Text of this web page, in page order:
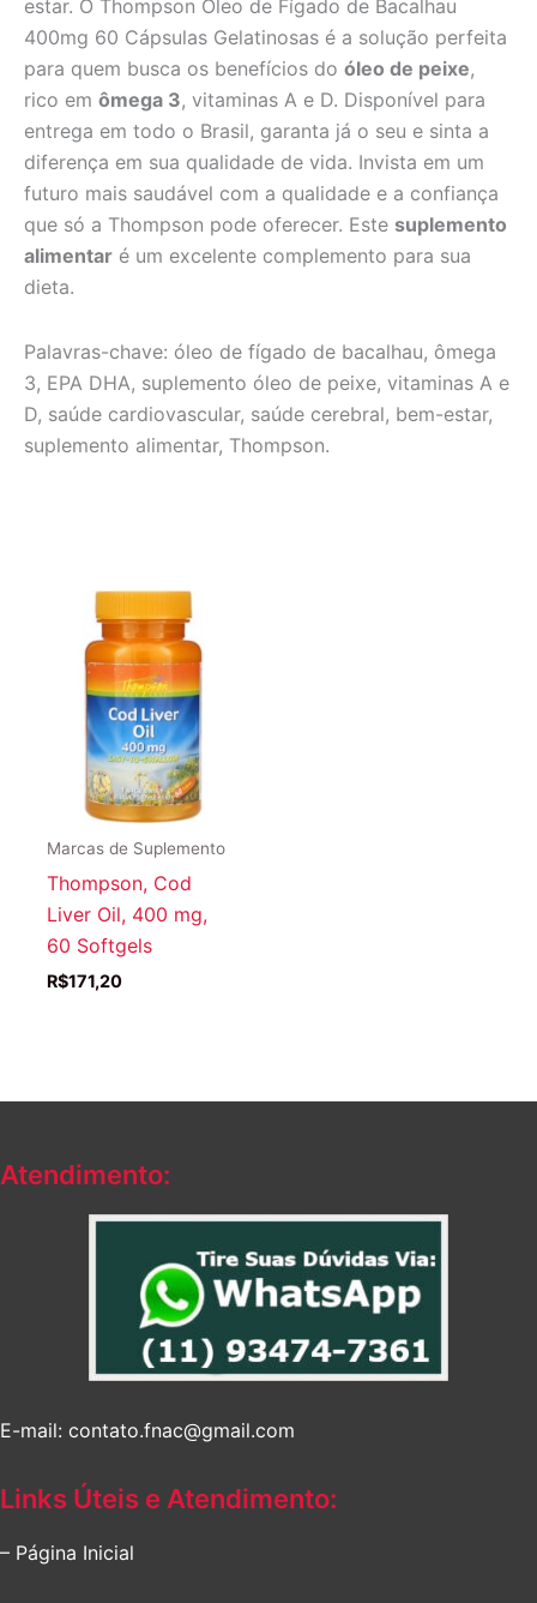
estar. O Thompson Óleo de Fígado de Bacalhau
400mg 60 Cápsulas Gelatinosas é a solução perfeita
para quem busca os benefícios do óleo de peixe,
rico em ômega 3, vitaminas A e D. Disponível para
entrega em todo o Brasil, garanta já o seu e sinta a
diferença em sua qualidade de vida. Invista em um
futuro mais saudável com a qualidade e a confiança
que só a Thompson pode oferecer. Este suplemento
alimentar é um excelente complemento para sua
dieta.
Palavras-chave: óleo de fígado de bacalhau, ômega
3, EPA DHA, suplemento óleo de peixe, vitaminas A e
D, saúde cardiovascular, saúde cerebral, bem-estar,
suplemento alimentar, Thompson.
Marcas de Suplemento
Thompson, Cod
Liver Oil, 400 mg,
60 Softgels
R$171,20
Atendimento:
E-mail: contato.fnac@gmail.com
Links Úteis e Atendimento:
– Página Inicial